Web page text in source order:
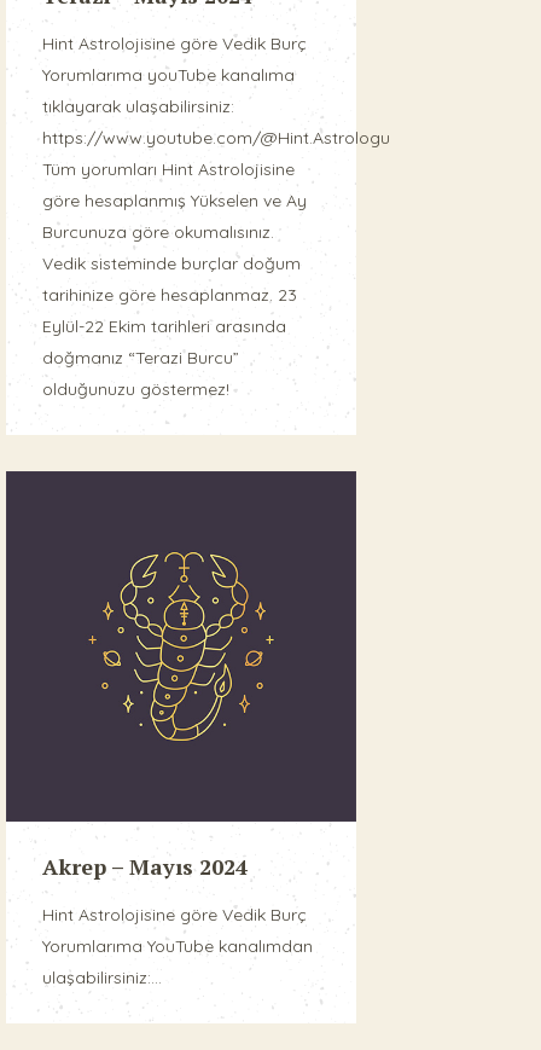
Hint Astrolojisine göre Vedik Burç
Yorumlarıma youTube kanalıma
tıklayarak ulaşabilirsiniz:
https://www.youtube.com/@Hint.Astrologu
Tüm yorumları Hint Astrolojisine
göre hesaplanmış Yükselen ve Ay
Burcunuza göre okumalısınız.
Vedik sisteminde burçlar doğum
tarihinize göre hesaplanmaz. 23
Eylül-22 Ekim tarihleri arasında
doğmanız “Terazi Burcu”
olduğunuzu göstermez!
Akrep – Mayıs 2024
Hint Astrolojisine göre Vedik Burç
Yorumlarıma YouTube kanalımdan
ulaşabilirsiniz:...